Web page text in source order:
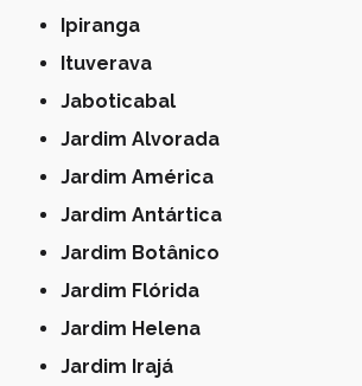
Ipiranga
Ituverava
Jaboticabal
Jardim Alvorada
Jardim América
Jardim Antártica
Jardim Botânico
Jardim Flórida
Jardim Helena
Jardim Irajá